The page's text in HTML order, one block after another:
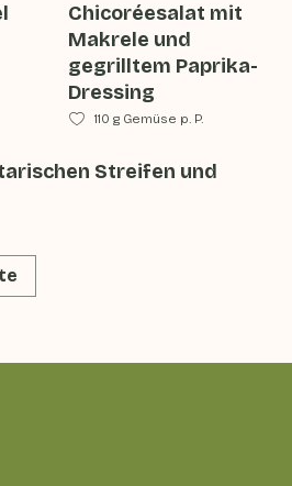
Chicoréesalat mit
Makrele und
gegrilltem Paprika-
Dressing
110 g Gemüse p. P.
Streifen und